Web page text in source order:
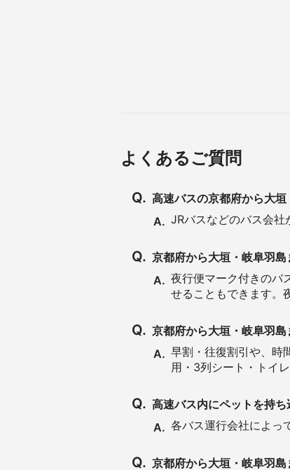
よくあるご質問
Q. 高速バスの京都府から大
A. JRバスなどのバス会社
Q. 京都府から大垣・岐阜羽
A. 夜行便マーク付きのバ
せることもできます。
Q. 京都府から大垣・岐阜羽
A. 早割・往復割引や、時
用・3列シート・トイ
Q. 高速バス内にペットを持
A. 各バス運行会社によっ
Q. 京都府から大垣・岐阜羽